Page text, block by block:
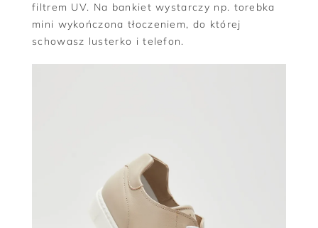
filtrem UV. Na bankiet wystarczy np. torebka
mini wykończona tłoczeniem, do której
schowasz lusterko i telefon.